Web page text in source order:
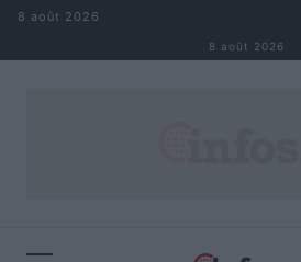
Aller au contenu
8 août 2026
8 août 2026